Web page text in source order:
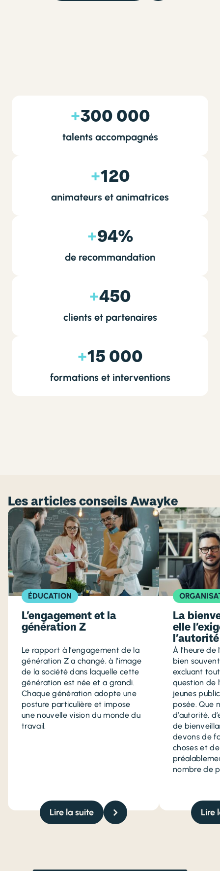
+300 000
talents accompagnés
+120
animateurs et animatrices
+94%
de recommandation
+450
clients et partenaires
+15 000
formations et interventions
Les articles conseils Awayke
ÉDUCATION
L’engagement et la
génération Z
Le rapport à l’engagement de la
génération Z a changé, à l’image
de la société dans laquelle cette
génération est née et a grandi.
Chaque génération adopte une
posture particulière et impose
une nouvelle vision du monde du
travail.
Lire la suite
La
elle
À l’heure de
bien
excluant
question de
jeunes
posée. Que
d’autorité,
de
devons de
choses et
nombre de
Lire